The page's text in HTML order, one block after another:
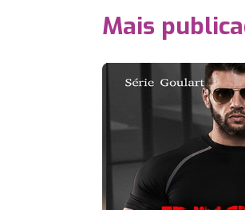
Mais